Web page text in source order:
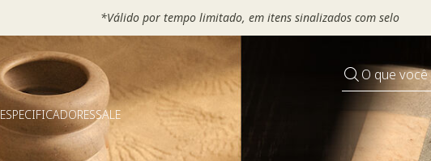
*Válido por tempo limitado, em itens sinalizados com selo
O que
ESPECIFICADORESSALE